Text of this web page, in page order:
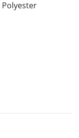
Polyester